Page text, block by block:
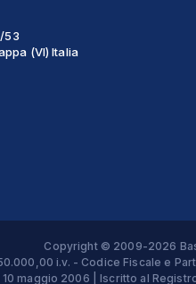
53
(VI) Italia
Copyright © 2009-2026
i.v. - Codice Fiscale e
maggio 2006 | Iscritto al